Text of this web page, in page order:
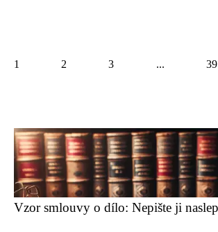
1 2 3 ... 39
Vzor smlouvy o dílo: Nepište ji